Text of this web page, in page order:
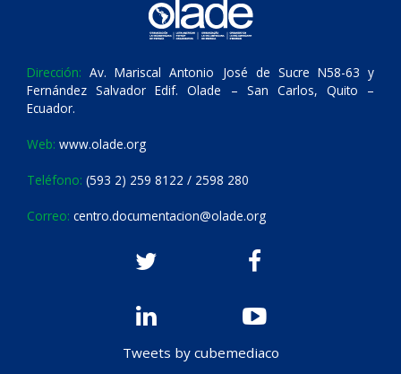
Dirección: Av. Mariscal Antonio José de Sucre N58-63 y
Fernández Salvador Edif. Olade – San Carlos, Quito –
Ecuador.
Web: www.olade.org
Teléfono: (593 2) 259 8122 / 2598 280
Correo: centro.documentacion@olade.org
Tweets by cubemediaco